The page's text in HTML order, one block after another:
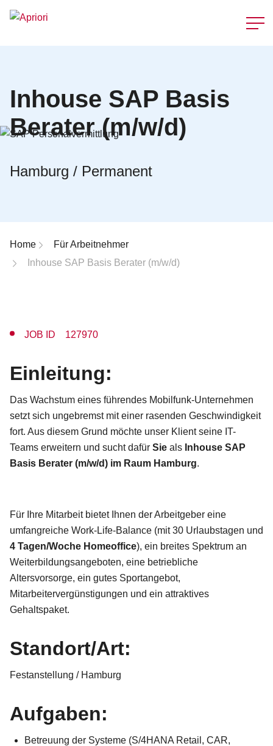
Inhouse SAP Basis
Berater (m/w/d)
Hamburg / Permanent
Breadcrumb-Navigation
Home
Für Arbeitnehmer
Inhouse SAP Basis Berater (m/w/d)
JOB ID 127970
Einleitung:
Das Wachstum eines führendes Mobilfunk-Unternehmen
setzt sich ungebremst mit einer rasenden Geschwindigkeit
fort. Aus diesem Grund möchte unser Klient seine IT-
Teams erweitern und sucht dafür Sie als Inhouse SAP
Basis Berater (m/w/d) im Raum Hamburg.
Für Ihre Mitarbeit bietet Ihnen der Arbeitgeber eine
umfangreiche Work-Life-Balance (mit 30 Urlaubstagen und
4 Tagen/Woche Homeoffice), ein breites Spektrum an
Weiterbildungsangeboten, eine betriebliche
Altersvorsorge, ein gutes Sportangebot,
Mitarbeitervergünstigungen und ein attraktives
Gehaltspaket.
Standort/Art:
Festanstellung / Hamburg
Aufgaben:
Betreuung der Systeme (S/4HANA Retail, CAR,